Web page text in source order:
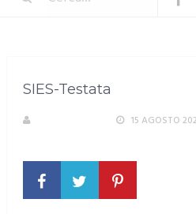
SIES-Testata
15 AGOSTO